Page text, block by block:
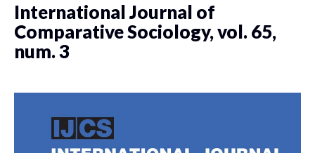
International Journal of
Comparative Sociology, vol. 65,
num. 3